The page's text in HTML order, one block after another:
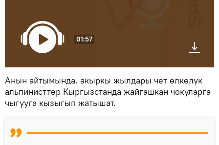
01:57
Анын айтымында, акыркы жылдары чет өлкөлүк
альпинисттер Кыргызстанда жайгашкан чокуларга
чыгууга кызыгып жатышат.